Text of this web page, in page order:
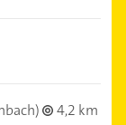
4,2 km